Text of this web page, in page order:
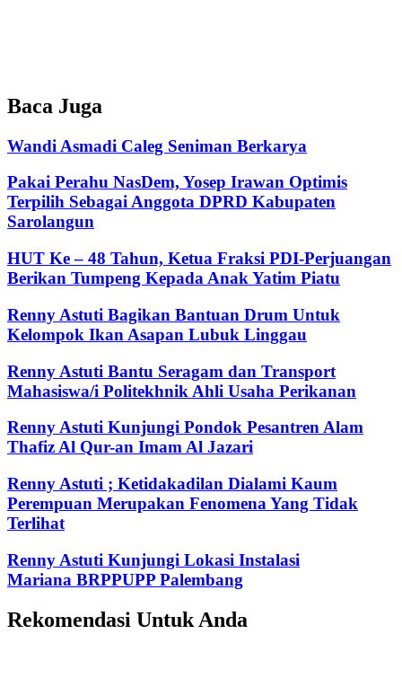
Baca Juga
Wandi Asmadi Caleg Seniman Berkarya
Pakai Perahu NasDem, Yosep Irawan Optimis
Terpilih Sebagai Anggota DPRD Kabupaten
Sarolangun
HUT Ke – 48 Tahun, Ketua Fraksi PDI-Perjuangan
Berikan Tumpeng Kepada Anak Yatim Piatu
Renny Astuti Bagikan Bantuan Drum Untuk
Kelompok Ikan Asapan Lubuk Linggau
Renny Astuti Bantu Seragam dan Transport
Mahasiswa/i Politekhnik Ahli Usaha Perikanan
Renny Astuti Kunjungi Pondok Pesantren Alam
Thafiz Al Qur-an Imam Al Jazari
Renny Astuti ; Ketidakadilan Dialami Kaum
Perempuan Merupakan Fenomena Yang Tidak
Terlihat
Renny Astuti Kunjungi Lokasi Instalasi
Mariana BRPPUPP Palembang
Rekomendasi Untuk Anda